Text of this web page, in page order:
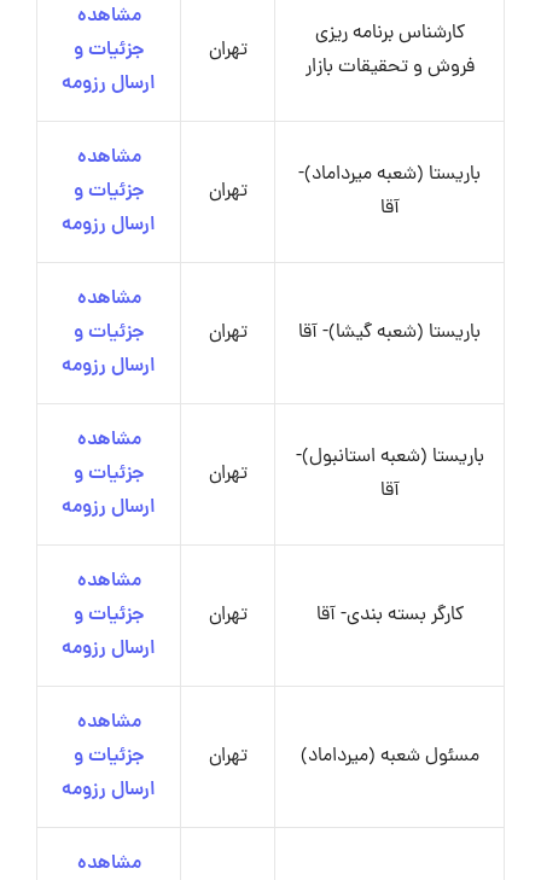
کارشناس برنامه ریزی
فروش و تحقیقات بازار
تهران
مشاهده
جزئیات و
ارسال رزومه
باریستا (شعبه میرداماد)-
آقا
تهران
مشاهده
جزئیات و
ارسال رزومه
باریستا (شعبه گیشا)- آقا تهران
مشاهده
جزئیات و
ارسال رزومه
باریستا (شعبه استانبول)-
آقا
تهران
مشاهده
جزئیات و
ارسال رزومه
کارگر بسته بندی- آقا تهران
مشاهده
جزئیات و
ارسال رزومه
مسئول شعبه (میرداماد) تهران
مشاهده
جزئیات و
ارسال رزومه
مشاهده